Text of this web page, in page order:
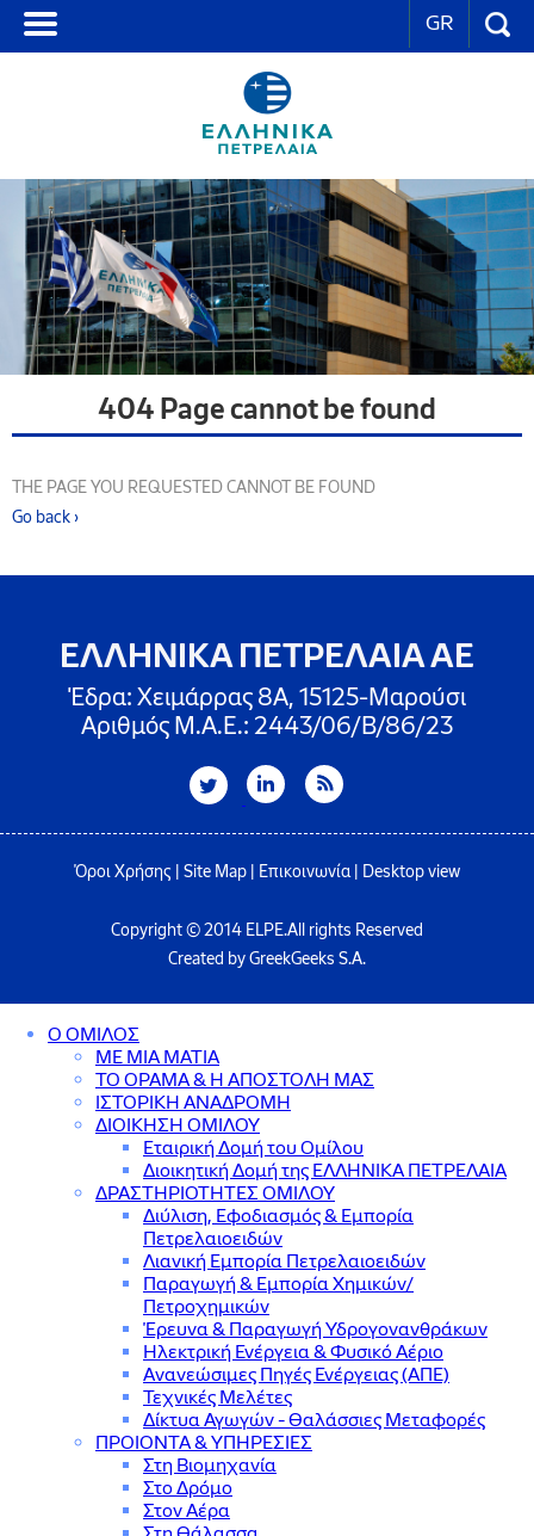
GR
404 Page cannot be found
THE PAGE YOU REQUESTED CANNOT BE FOUND
Go back ›
ΕΛΛΗΝΙΚΑ ΠΕΤΡΕΛΑΙΑ ΑΕ
Έδρα: Χειμάρρας 8A, 15125-Μαρούσι
Αριθμός Μ.Α.Ε.: 2443/06/Β/86/23
Όροι Χρήσης Site Map Επικοινωνία| Desktop view
Copyright © 2014 ELPE.All rights Reserved
Created by GreekGeeks S.A.
Ο ΟΜΙΛΟΣ
ΜΕ ΜΙΑ ΜΑΤΙΑ
ΤΟ ΟΡΑΜΑ & Η ΑΠΟΣΤΟΛΗ ΜΑΣ
ΙΣΤΟΡΙΚΗ ΑΝΑΔΡΟΜΗ
ΔΙΟΙΚΗΣΗ ΟΜΙΛΟΥ
Εταιρική Δομή του Ομίλου
Διοικητική Δομή της ΕΛΛΗΝΙΚΑ ΠΕΤΡΕΛΑΙΑ
ΔΡΑΣΤΗΡΙΟΤΗΤΕΣ ΟΜΙΛΟΥ
Διύλιση, Εφοδιασμός & Εμπορία
Πετρελαιοειδών
Λιανική Εμπορία Πετρελαιοειδών
Παραγωγή & Εμπορία Χημικών/
Πετροχημικών
Έρευνα & Παραγωγή Υδρογονανθράκων
Ηλεκτρική Ενέργεια & Φυσικό Αέριο
Ανανεώσιμες Πηγές Ενέργειας (ΑΠΕ)
Τεχνικές Μελέτες
Δίκτυα Αγωγών - Θαλάσσιες Μεταφορές
ΠΡΟΙΟΝΤΑ & YΠΗΡΕΣΙΕΣ
Στη Βιομηχανία
Στο Δρόμο
Στον Αέρα